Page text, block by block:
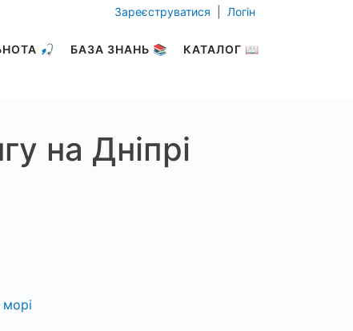
🎣 БАЗА ЗНАНЬ 📚 КАТАЛОГ 📖
Зареєструватися Логін
на Дніпрі